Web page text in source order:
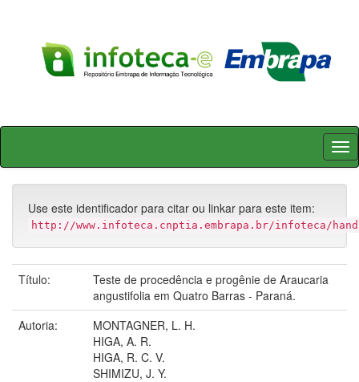
Skip
Use este identificador para citar ou linkar para este item:
http://www.infoteca.cnptia.embrapa.br/infoteca/
Título:
Teste de procedência e progênie de Araucaria
angustifolia em Quatro Barras - Paraná.
Autoria:
MONTAGNER, L. H.
HIGA, A. R.
HIGA, R. C. V.
SHIMIZU, J. Y.